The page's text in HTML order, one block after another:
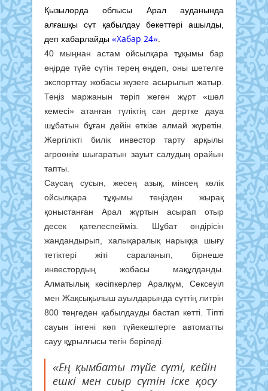
Қызылорда облысы Арал ауданында
алғашқы сүт қабылдау бекеттері ашылды,
деп хабарлайды «Хабар 24».
40 мыңнан астам ойсылқара тұқымы бар
өңірде түйе сүтін терең өңдеп, оны шетелге
экспорттау жобасы жүзеге асырылып жатыр.
Теңіз маржанын теріп жеген жұрт «шөл
кемесі» атанған түліктің сан дертке дауа
шұбатын бұған дейін өткізе алмай жүретін.
Жергілікті билік инвестор тарту арқылы
агроөнім шығаратын зауыт салудың орайын
тапты.
Саусаң сусын, жесең азық, мінсең көлік
ойсылқара тұқымы теңізден жырақ
қоныстанған Арал жұртын асырап отыр
десек қателеспейміз. Шұбат өндірісін
жандандырып, халықаралық нарыққа шығу
тетіктері жіті сараланып, бірнеше
инвестордың жобасы мақұлданды.
Алматылық кәсіпкерлер Аралқұм, Сексеуіл
мен Жақсықылыш ауылдарында сүттің литрін
800 теңгеден қабылдауды бастап кетті. Тіпті
сауын інгені көп түйекештерге автоматты
сауу құрылғысы тегін беріледі.
«Ең қымбаты түйе сүті, кейін
ешкі мен сиыр сүтін іске қосу